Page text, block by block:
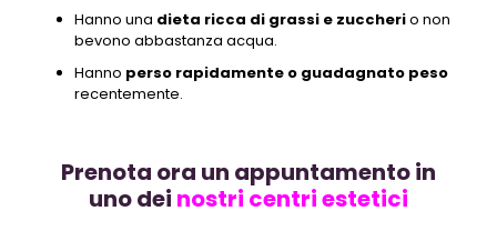
Hanno una dieta ricca di grassi e zuccherio non
bevono abbastanza acqua.
Hanno perso rapidamente o guadagnato peso
recentemente.
Prenota ora un appuntamento in
uno dei nostri centri estetici